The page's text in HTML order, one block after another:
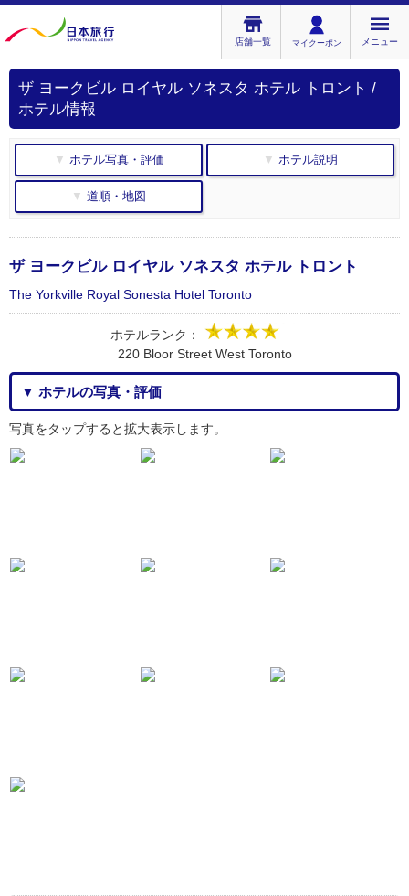
店舗一覧 マイクーポン メニュー
ザ ヨークビル ロイヤル ソネスタ ホテル トロント /
ホテル情報
▼ ホテル写真・評価 ▼ ホテル説明
▼ 道順・地図
ザ ヨークビル ロイヤル ソネスタ ホテル トロント
The Yorkville Royal Sonesta Hotel Toronto
ホテルランク：
220 Bloor Street West Toronto
▼ ホテルの写真・評価
写真をタップすると拡大表示します。